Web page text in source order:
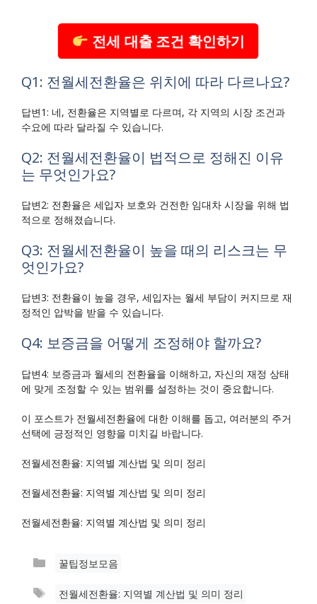
전세 대출 조건 확인하기
Q1: 전월세전환율은 위치에 따라 다르나요?
답변1: 네, 전환율은 지역별로 다르며, 각 지역의 시장 조건과
수요에 따라 달라질 수 있습니다.
Q2: 전월세전환율이 법적으로 정해진 이유
는 무엇인가요?
답변2: 전환율은 세입자 보호와 건전한 임대차 시장을 위해 법
적으로 정해졌습니다.
Q3: 전월세전환율이 높을 때의 리스크는 무
엇인가요?
답변3: 전환율이 높을 경우, 세입자는 월세 부담이 커지므로 재
정적인 압박을 받을 수 있습니다.
Q4: 보증금을 어떻게 조정해야 할까요?
답변4: 보증금과 월세의 전환율을 이해하고, 자신의 재정 상태
에 맞게 조정할 수 있는 범위를 설정하는 것이 중요합니다.
이 포스트가 전월세전환율에 대한 이해를 돕고, 여러분의 주거
선택에 긍정적인 영향을 미치길 바랍니다.
전월세전환율: 지역별 계산법 및 의미 정리
전월세전환율: 지역별 계산법 및 의미 정리
전월세전환율: 지역별 계산법 및 의미 정리
카
고
꿀팁정보모음
태
전월세전환율: 지역별 계산법 및 의미 정리